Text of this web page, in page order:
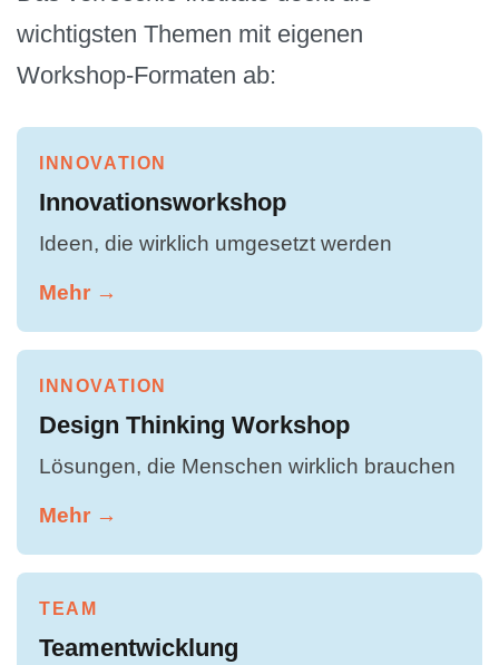
wichtigsten Themen mit eigenen
Workshop-Formaten ab:
INNOVATION
Innovationsworkshop
Ideen, die wirklich umgesetzt werden
Mehr →
INNOVATION
Design Thinking Workshop
Lösungen, die Menschen wirklich brauchen
Mehr →
TEAM
Teamentwicklung